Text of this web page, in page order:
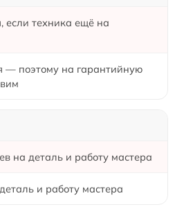
если техника ещё на
— поэтому на гарантийную
на деталь и работу мастера
и работу мастера